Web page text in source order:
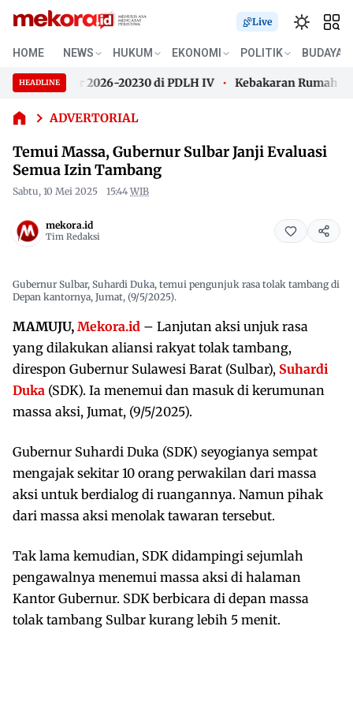
Live
HOME NEWS HUKUM EKONOMI POLITIK BUDAYA
HEADLINE
Sulbar 2026-20230 di PDLH IV Kebakaran Rumah
Sulbar 2026-20230 di PDLH IV
ADVERTORIAL
Temui
Gubernur
Janji
Semua
Izin
Temui Massa, Gubernur Sulbar Janji Evaluasi
Semua Izin Tambang
Sabtu, 10 Mei 2025 15:44 WIB
mekora.id
Tim Redaksi
Gubernur Sulbar, Suhardi Duka, temui pengunjuk rasa tolak tambang di
Depan kantornya, Jumat, (9/5/2025).
MAMUJU, Mekora.id – Lanjutan aksi unjuk rasa
yang dilakukan aliansi rakyat tolak tambang,
direspon Gubernur Sulawesi Barat (Sulbar), Suhardi
Duka (SDK). Ia menemui dan masuk di kerumunan
massa aksi, Jumat, (9/5/2025).
Gubernur Suhardi Duka (SDK) seyogianya sempat
mengajak sekitar 10 orang perwakilan dari massa
aksi untuk berdialog di ruangannya. Namun pihak
dari massa aksi menolak tawaran tersebut.
Tak lama kemudian, SDK didampingi sejumlah
pengawalnya menemui massa aksi di halaman
Kantor Gubernur. SDK berbicara di depan massa
tolak tambang Sulbar kurang lebih 5 menit.